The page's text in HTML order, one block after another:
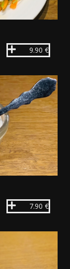
9.90 €
7.90 €